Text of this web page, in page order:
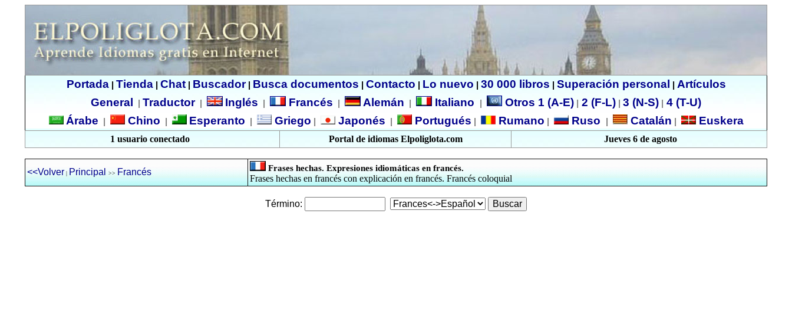
Portada| Tienda| Chat| Buscador| Busca documentos Contacto Lo nuevo 30 000 libros Superación personal
Artículos
General
Traductor| Inglés Francés Alemán Italiano Otros 1 (A-E) 2 (F-L) 3 (N-S)
4 (T-U)
Árabe
Chino Esperanto Griego Japonés Portugués Rumano Ruso Catalán Euskera
1 usuario conectado Portal de idiomas Elpoliglota.com Jueves 6 de agosto
<<Volver | Principal >> Francés Frases hechas. Expresiones idiomáticas en francés.
Frases hechas en francés con explicación en francés. Francés coloquial
Término: